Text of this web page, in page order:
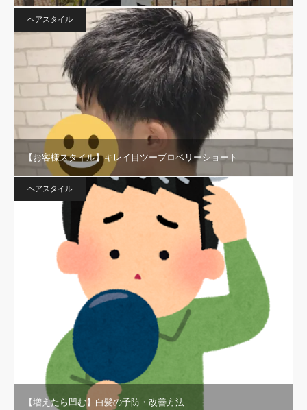
ヘアスタイル
【お客様スタイル】キレイ目ツーブロベリーショート
ヘアスタイル
【増えたら凹む】白髪の予防・改善方法